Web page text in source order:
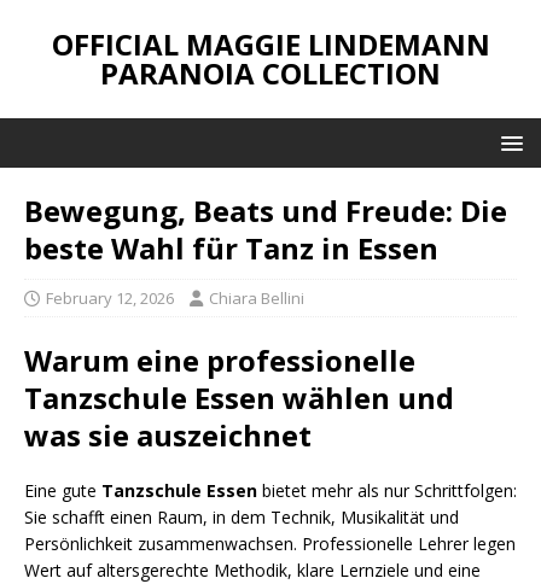
OFFICIAL MAGGIE LINDEMANN
PARANOIA COLLECTION
Bewegung, Beats und Freude: Die
beste Wahl für Tanz in Essen
February 12, 2026 Chiara Bellini
Warum eine professionelle
Tanzschule Essen wählen und
was sie auszeichnet
Eine gute Tanzschule Essen bietet mehr als nur Schrittfolgen:
Sie schafft einen Raum, in dem Technik, Musikalität und
Persönlichkeit zusammenwachsen. Professionelle Lehrer legen
Wert auf altersgerechte Methodik, klare Lernziele und eine